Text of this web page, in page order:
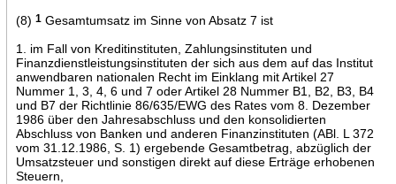
(8) 1Gesamtumsatz im Sinne von Absatz 7 ist
1. im Fall von Kreditinstituten, Zahlungsinstituten und
Finanzdienstleistungsinstituten der sich aus dem auf das Institut
anwendbaren nationalen Recht im Einklang mit Artikel 27
Nummer 1, 3, 4, 6 und 7 oder Artikel 28 Nummer B1, B2, B3, B4
und B7 der Richtlinie 86/635/EWG des Rates vom 8. Dezember
1986 über den Jahresabschluss und den konsolidierten
Abschluss von Banken und anderen Finanzinstituten (ABl. L 372
vom 31.12.1986, S. 1) ergebende Gesamtbetrag, abzüglich der
Umsatzsteuer und sonstigen direkt auf diese Erträge erhobenen
Steuern,